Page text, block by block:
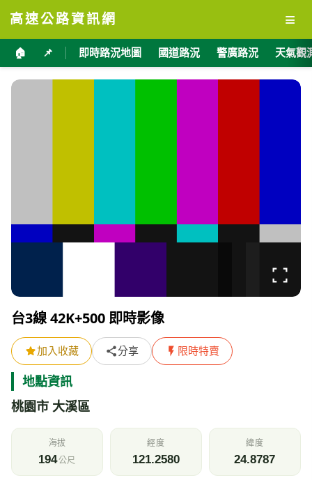
高速公路資訊網 ≡
🏠 📌 即時路況地圖 國道路況 警廣路況 天氣觀
台3線 42K+500 即時影像
加入收藏 分享 限時特賣
地點資訊
桃園市 大溪區
海拔
194公尺
經度
121.2580
緯度
24.8787